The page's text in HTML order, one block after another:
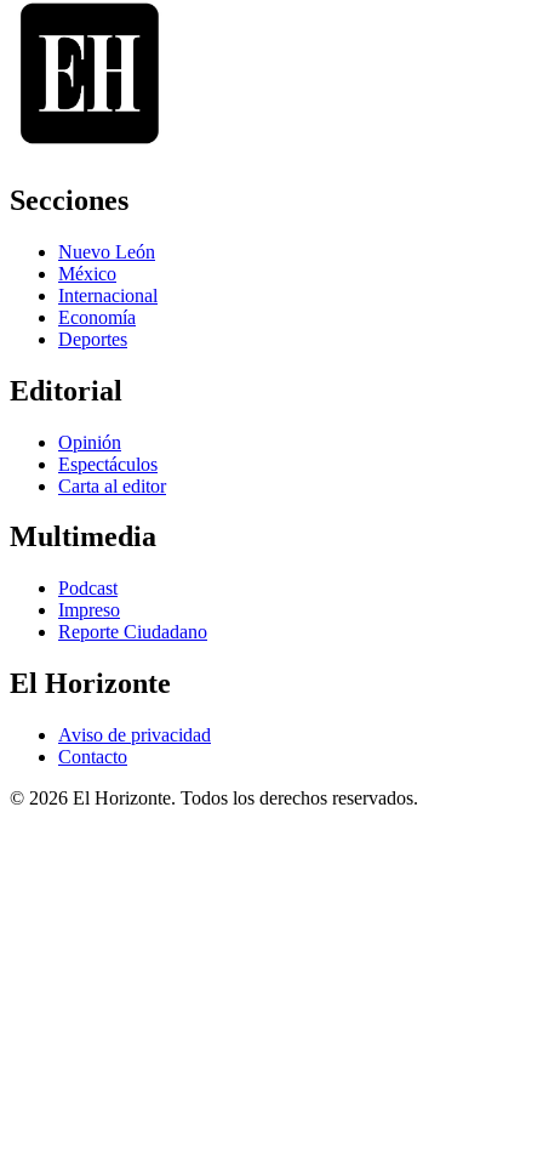
Secciones
Nuevo León
México
Internacional
Economía
Deportes
Editorial
Opinión
Espectáculos
Carta al editor
Multimedia
Podcast
Impreso
Reporte Ciudadano
El Horizonte
Aviso de privacidad
Contacto
© 2026 El Horizonte. Todos los derechos reservados.